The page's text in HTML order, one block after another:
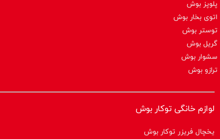
پلوپز بوش
اتوی بخار بوش
توستر بوش
گریل بوش
سشوار بوش
ترازو بوش
لوازم خانگی توکار بوش
یخچال فریزر توکار بوش